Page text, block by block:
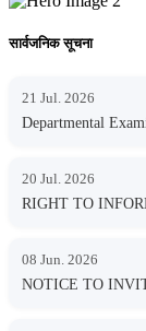
सार्वजनिक सूचना
21 Jul. 2026
Departmental
20 Jul. 2026
RIGHT TO
08 Jun. 2026
NOTICE TO